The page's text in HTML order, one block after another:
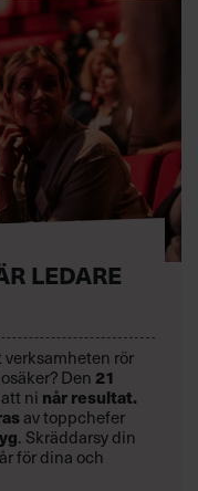
LEDARE
rör
Den 21
ni når resultat.
av toppchefer
. Skräddarsy din
för dina och